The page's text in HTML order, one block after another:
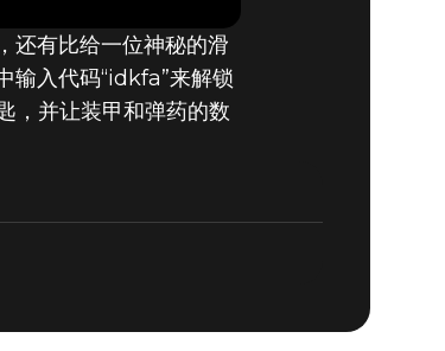
还有比给一位神秘的滑
输入代码“idkfa”来解锁
，并让装甲和弹药的数